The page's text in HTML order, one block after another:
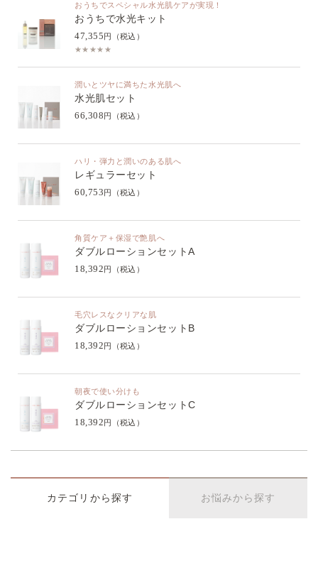
おうちでスペシャル水光肌ケアが実現！
おうちで水光キット
47,355円（税込）
★★★★★
潤いとツヤに満ちた水光肌へ
水光肌セット
66,308円（税込）
ハリ・弾力と潤いのある肌へ
レギュラーセット
60,753円（税込）
角質ケア＋保湿で艶肌へ
ダブルローションセットA
18,392円（税込）
毛穴レスなクリアな肌
ダブルローションセットB
18,392円（税込）
朝夜で使い分けも
ダブルローションセットC
18,392円（税込）
カテゴリから探す お悩みから探す